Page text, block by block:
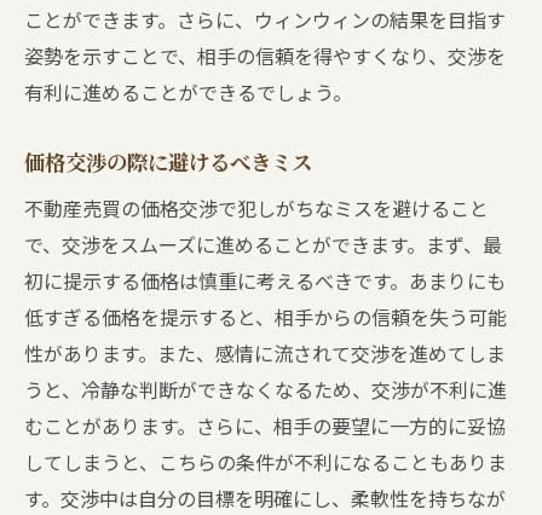
ことができます。さらに、ウィンウィンの結果を目指す
姿勢を示すことで、相手の信頼を得やすくなり、交渉を
有利に進めることができるでしょう。
価格交渉の際に避けるべきミス
不動産売買の価格交渉で犯しがちなミスを避けること
で、交渉をスムーズに進めることができます。まず、最
初に提示する価格は慎重に考えるべきです。あまりにも
低すぎる価格を提示すると、相手からの信頼を失う可能
性があります。また、感情に流されて交渉を進めてしま
うと、冷静な判断ができなくなるため、交渉が不利に進
むことがあります。さらに、相手の要望に一方的に妥協
してしまうと、こちらの条件が不利になることもありま
す。交渉中は自分の目標を明確にし、柔軟性を持ちなが